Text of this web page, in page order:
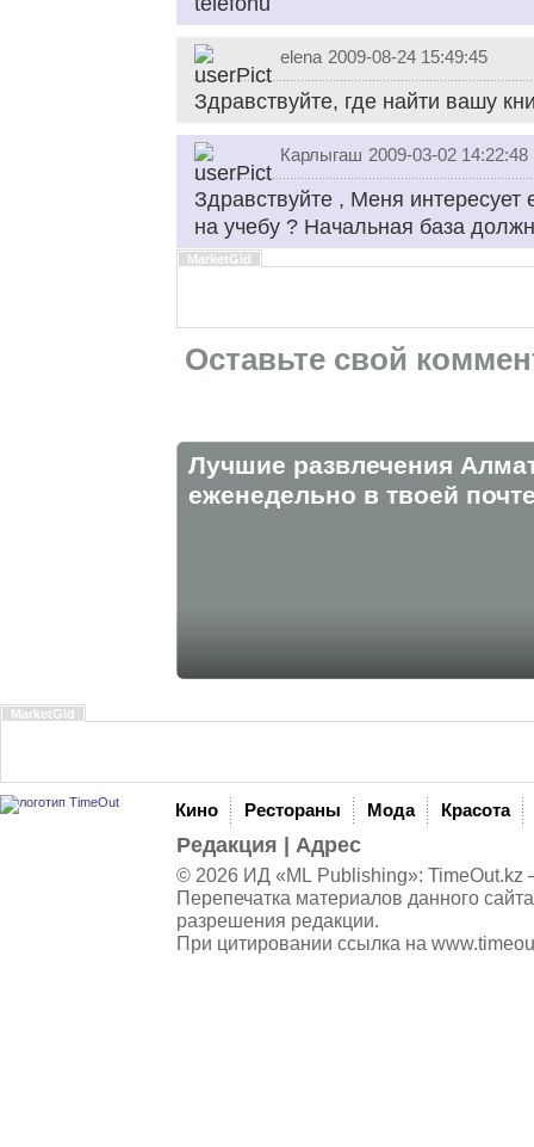
elena 2009-08-24 15:49:45
Здравствуйте, где найти вашу
Карлыгаш 2009-03-02 14:22:48
Здравствуйте , Меня интересует
на учебу ? Начальная база
MarketGid
Оставьте свой
Лучшие развлечения
eженедельно в твоей
MarketGid
Кино Рестораны Мода Красота
Редакция Адрес
© 2026 ИД «ML Publishing»: TimeOut.kz
Перепечатка материалов данного
разрешения редакции.
При цитировании ссылка на